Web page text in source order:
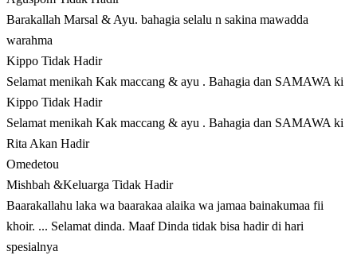
Barakallah Marsal & Ayu. bahagia selalu n sakina mawadda
warahma
Kippo Tidak Hadir
Selamat menikah Kak maccang & ayu . Bahagia dan SAMAWA ki
Kippo Tidak Hadir
Selamat menikah Kak maccang & ayu . Bahagia dan SAMAWA ki
RitaAkan Hadir
Omedetou
Mishbah &Keluarga Tidak Hadir
Baarakallahu laka wa baarakaa alaika wa jamaa bainakumaa fii
khoir. ... Selamat dinda. Maaf Dinda tidak bisa hadir di hari
spesialnya